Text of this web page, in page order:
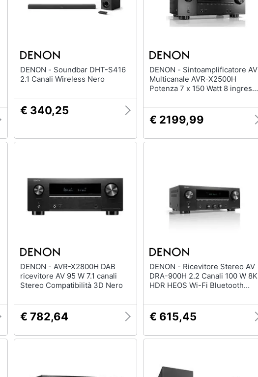
DENON - Soundbar DHT-S416
2.1 Canali Wireless Nero
€ 340,25
DENON - Sintoamplificatore AV
Multicanale AVR-X2500H
Potenza 7 x 150 Watt 8 ingressi
€ 2199,99
DENON - AVR-X2800H DAB
ricevitore AV 95 W 7.1 canali
Stereo Compatibilità 3D Nero
€ 782,64
DENON - Ricevitore Stereo AV
DRA-900H 2.2 Canali 100 W 8K
HDR HEOS Wi-Fi Bluetooth
€ 615,45